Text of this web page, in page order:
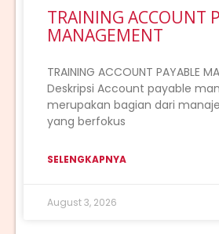
TRAINING ACCOUNT
MANAGEMENT
TRAINING ACCOUNT PAYABLE
Deskripsi Account payable
merupakan bagian dari
yang berfokus
SELENGKAPNYA
August 3, 2026